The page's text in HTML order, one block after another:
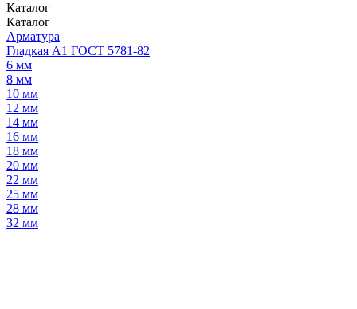
Каталог
Каталог
Арматура
Гладкая А1 ГОСТ 5781-82
6 мм
8 мм
10 мм
12 мм
14 мм
16 мм
18 мм
20 мм
22 мм
25 мм
28 мм
32 мм